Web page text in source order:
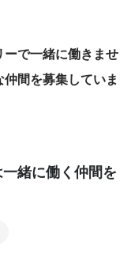
で一緒に働きませ
間を募集していま
緒に働く仲間を